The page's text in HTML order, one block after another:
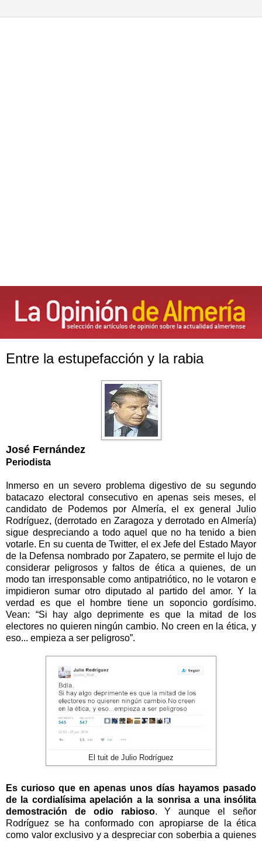
Entre la estupefacción y la rabia
José Fernández
Periodista
Inmerso en un severo problema digestivo de su segundo
batacazo electoral consecutivo en apenas seis meses, el
candidato de Podemos por Almería, el ex general Julio
Rodríguez, (derrotado en Zaragoza y derrotado en Almería)
sigue despreciando a todo aquel que no ha tenido a bien
votarle. En su cuenta de Twitter, el ex Jefe del Estado Mayor
de la Defensa nombrado por Zapatero, se permite el lujo de
considerar peligrosos y faltos de ética a quienes, de un
modo tan irresponsable como antipatriótico, no le votaron e
impidieron sumar otro diputado al partido del amor. Y la
verdad es que el hombre tiene un soponcio gordísimo.
Vean: “Si hay algo deprimente es que la mitad de los
electores no quieren ningún cambio. No creen en la ética, y
eso... empieza a ser peligroso”.
El tuit de Julio Rodríguez
Es curioso que en apenas unos días hayamos pasado
de la cordialísima apelación a la sonrisa a una insólita
demostración de odio rabioso. Y aunque el señor
Rodríguez se ha conformado con apropiarse de la ética
como valor exclusivo y a despreciar con soberbia a quienes